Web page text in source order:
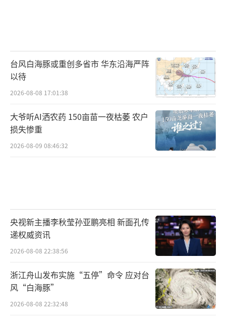
台风白海豚或重创多省市 华东沿海严阵
以待
2026-08-08 17:01:38
大爷听AI洒农药 150亩苗一夜枯萎 农户
损失惨重
2026-08-09 08:46:32
央视新主播李秋莹孙亚鹏亮相 新面孔传
递权威资讯
2026-08-08 22:38:56
浙江舟山发布实施“五停”命令 应对台
风“白海豚”
2026-08-08 22:32:48